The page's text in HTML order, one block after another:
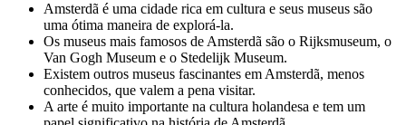
Amsterdã é uma cidade rica em cultura e seus museus são
uma ótima maneira de explorá-la.
Os museus mais famosos de Amsterdã são o Rijksmuseum, o
Van Gogh Museum e o Stedelijk Museum.
Existem outros museus fascinantes em Amsterdã, menos
conhecidos, que valem a pena visitar.
A arte é muito importante na cultura holandesa e tem um